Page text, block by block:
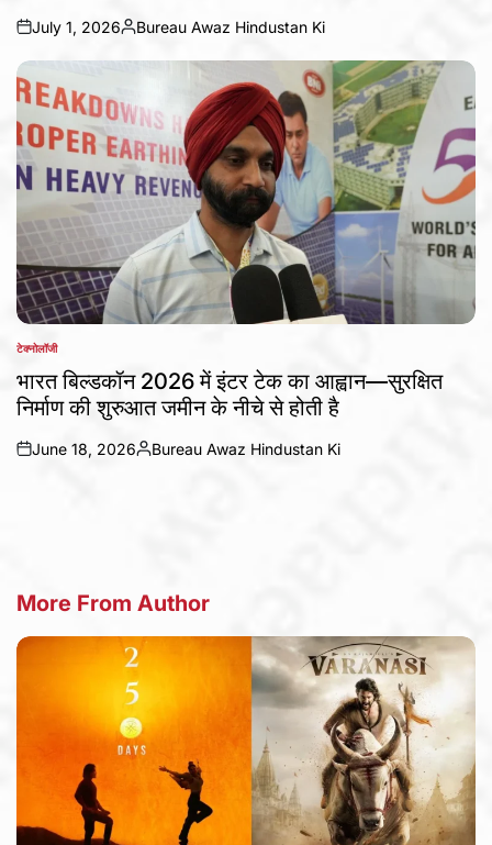
on
July 1, 2026
Posted
by
Bureau Awaz Hindustan Ki
POSTED
टेक्नोलॉजी
भारत बिल्डकॉन 2026 में इंटर टेक का आह्वान—सुरक्षित
निर्माण की शुरुआत जमीन के नीचे से होती है
on
June 18, 2026
Posted
Bureau Awaz Hindustan Ki
More From Author